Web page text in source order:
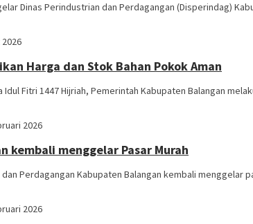
Dinas Perindustrian dan Perdagangan (Disperindag)
Harga dan Stok Bahan Pokok Aman
Idul Fitri 1447 Hijriah, Pemerintah Kabupaten Balangan
2026
kembali menggelar Pasar Murah
Perdagangan Kabupaten Balangan kembali menggelar
2026